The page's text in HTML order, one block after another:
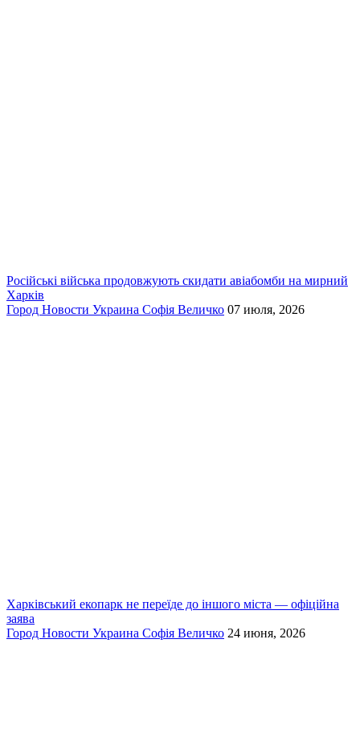
Російські війська продовжують скидати авіабомби на мирний
Харків
Город Новости Украина Софія Величко 07 июля, 2026
Харківський екопарк не переїде до іншого міста — офіційна
заява
Город Новости Украина Софія Величко 24 июня, 2026